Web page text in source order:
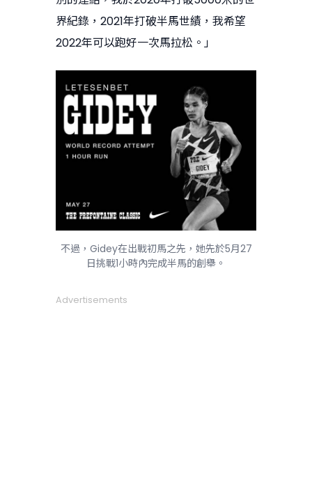
界紀錄，2021年打破半馬世績，我希望
2022年可以跑好一次馬拉松。」
不過，Gidey在出戰初馬之先，她先於5月27
日挑戰1小時內完成半馬的創舉。
Advertisements